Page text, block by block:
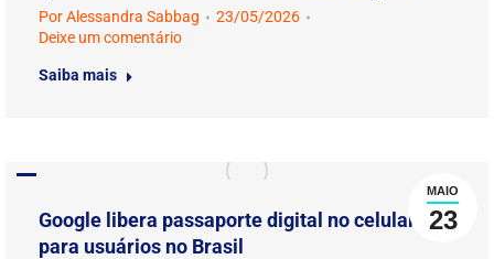
PorAlessandra Sabbag
23/05/2026
Deixe um comentário
Saiba mais
MAIO
23
Google libera passaporte digital no celular
para usuários no Brasil